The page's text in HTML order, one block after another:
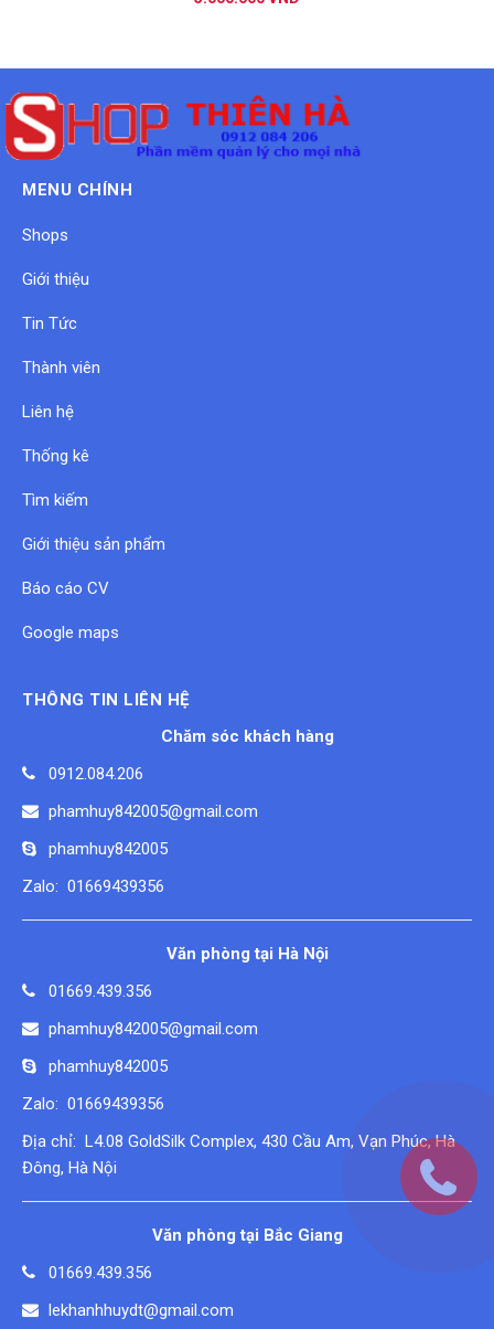
MENU CHÍNH
Shops
Giới thiệu
Tin Tức
Thành viên
Liên hệ
Thống kê
Tìm kiếm
Giới thiệu sản phẩm
Báo cáo CV
Google maps
THÔNG TIN LIÊN HỆ
Chăm sóc khách hàng
0912.084.206
phamhuy842005@gmail.com
phamhuy842005
Zalo: 01669439356
Văn phòng tại Hà Nội
01669.439.356
phamhuy842005@gmail.com
phamhuy842005
Zalo: 01669439356
Địa chỉ: L4.08 GoldSilk Complex, 430 Cầu Am, Vạn Phúc, Hà
Đông, Hà Nội
Văn phòng tại Bắc Giang
01669.439.356
lekhanhhuydt@gmail.com